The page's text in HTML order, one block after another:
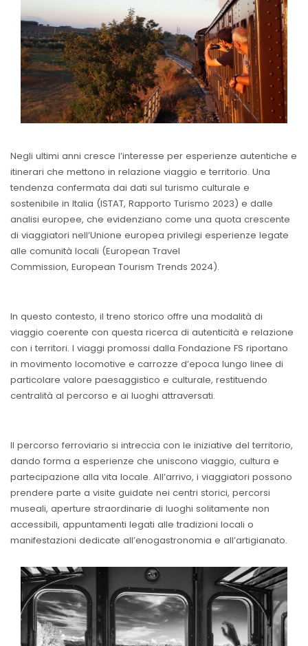
Negli ultimi anni cresce l’interesse per esperienze autentiche e
itinerari che mettono in relazione viaggio e territorio. Una
tendenza confermata dai dati sul turismo culturale e
sostenibile in Italia (ISTAT, Rapporto Turismo 2023) e dalle
analisi europee, che evidenziano come una quota crescente
di viaggiatori nell’Unione europea privilegi esperienze legate
alle comunità locali (European Travel
Commission, European Tourism Trends 2024).
In questo contesto, il treno storico offre una modalità di
viaggio coerente con questa ricerca di autenticità e relazione
con i territori. I viaggi promossi dalla Fondazione FS riportano
in movimento locomotive e carrozze d’epoca lungo linee di
particolare valore paesaggistico e culturale, restituendo
centralità al percorso e ai luoghi attraversati.
Il percorso ferroviario si intreccia con le iniziative del territorio,
dando forma a esperienze che uniscono viaggio, cultura e
partecipazione alla vita locale. All’arrivo, i viaggiatori possono
prendere parte a visite guidate nei centri storici, percorsi
museali, aperture straordinarie di luoghi solitamente non
accessibili, appuntamenti legati alle tradizioni locali o
manifestazioni dedicate all’enogastronomia e all’artigianato.